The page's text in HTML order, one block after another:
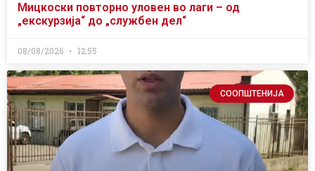
Мицкоски повторно уловен во лаги – од
„екскурзија“ до „службен дел“
08/08/2026 12:55
СООПШТЕНИЈА